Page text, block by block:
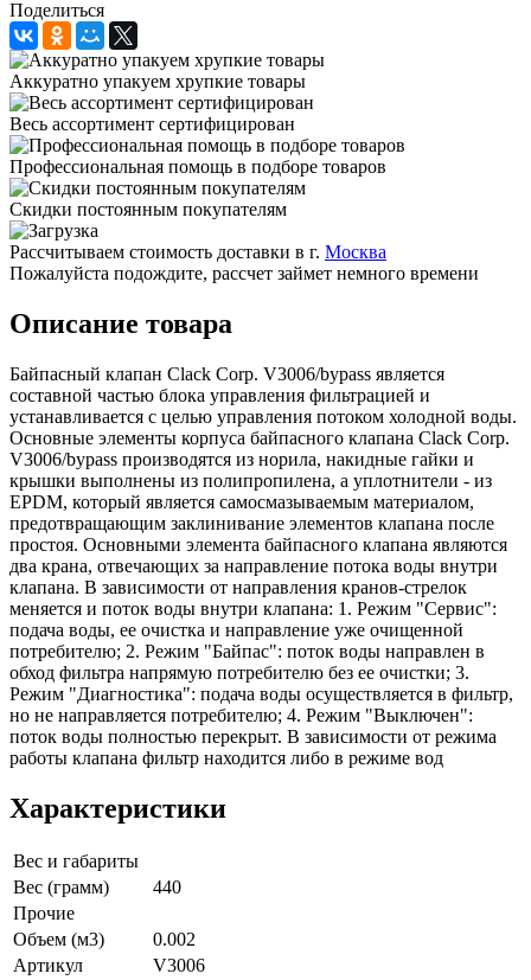
Поделиться
Аккуратно упакуем хрупкие товары
Весь ассортимент сертифицирован
Профессиональная помощь в подборе товаров
Скидки постоянным покупателям
Рассчитываем стоимость доставки в г. Москва
Пожалуйста подождите, рассчет займет немного времени
Описание товара
Байпасный клапан Clack Corp. V3006/bypass является
составной частью блока управления фильтрацией и
устанавливается с целью управления потоком холодной воды.
Основные элементы корпуса байпасного клапана Clack Corp.
V3006/bypass производятся из норила, накидные гайки и
крышки выполнены из полипропилена, а уплотнители - из
EPDM, который является самосмазываемым материалом,
предотвращающим заклинивание элементов клапана после
простоя. Основными элемента байпасного клапана являются
два крана, отвечающих за направление потока воды внутри
клапана. В зависимости от направления кранов-стрелок
меняется и поток воды внутри клапана: 1. Режим "Сервис":
подача воды, ее очистка и направление уже очищенной
потребителю; 2. Режим "Байпас": поток воды направлен в
обход фильтра напрямую потребителю без ее очистки; 3.
Режим "Диагностика": подача воды осуществляется в фильтр,
но не направляется потребителю; 4. Режим "Выключен":
поток воды полностью перекрыт. В зависимости от режима
работы клапана фильтр находится либо в режиме вод
Характеристики
Вес и габариты
Вес (грамм)
440
Прочие
Объем (м3)
0.002
Артикул
V3006